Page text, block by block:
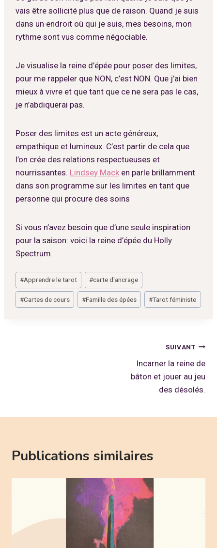
vais être sollicité plus que de raison. Quand je suis
dans un endroit où qui je suis, mes besoins, mon
rythme sont vus comme négociable.
Je visualise la reine d’épée pour poser des limites,
pour me rappeler que NON, c’est NON. Que j’ai bien
mieux à vivre et que tant que ce ne sera pas le cas,
je n’abdiquerai pas.
Poser des limites est un acte généreux,
empathique et lumineux. C’est partir de cela que
l’on crée des relations respectueuses et
nourrissantes. Lindsey Mack en parle brillamment
dans son programme sur les limites en tant que
personne qui procure des soins
Si vous n’avez besoin que d’une seule inspiration
pour la saison: voici la reine d’épée du Holly
Spectrum
Étiquettes
de
la
#Apprendre le tarot #carte d'ancrage
#Cartes de cours #Famille des épées #Tarot féministe
SUIVANT
Incarner la reine de
bâton et jouer au jeu
des désolés.
Publications similaires